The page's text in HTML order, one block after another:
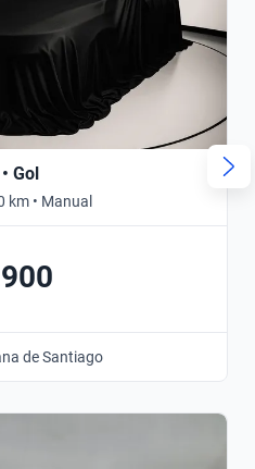
Gol
km • Manual
de Santiago